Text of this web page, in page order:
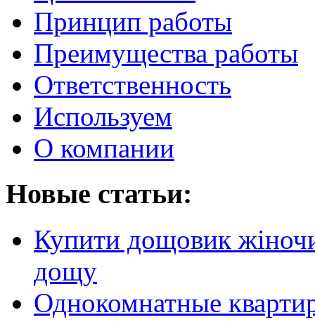
Принцип работы
Преимущества работы
Ответственность
Используем
О компании
Новые статьи:
Купити дощовик
дощу
Однокомнатные